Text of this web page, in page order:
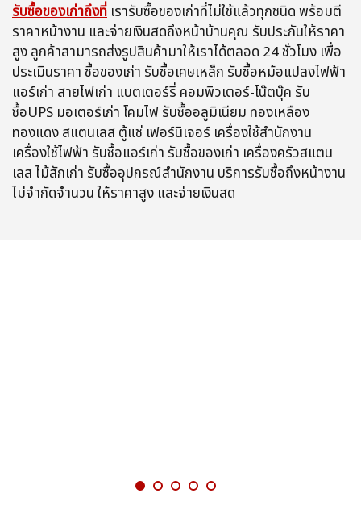
รับซื้อของเก่าถึงที่ เรารับซื้อของเก่าที่ไม่ใช้แล้วทุกชนิด พร้อมตี
ราคาหน้างาน และจ่ายเงินสดถึงหน้าบ้านคุณ รับประกันให้ราคา
สูง ลูกค้าสามารถส่งรูปสินค้ามาให้เราได้ตลอด 24 ชั่วโมง เพื่อ
ประเมินราคา ซื้อของเก่า รับซื้อเศษเหล็ก รับซื้อหม้อแปลงไฟฟ้า
แอร์เก่า สายไฟเก่า แบตเตอร์รี่ คอมพิวเตอร์-โน๊ตบุ๊ค รับ
ซื้อUPS มอเตอร์เก่า โคมไฟ รับซื้ออลูมิเนียม ทองเหลือง
ทองแดง สแตนเลส ตู้แช่ เฟอร์นิเจอร์ เครื่องใช้สำนักงาน
เครื่องใช้ไฟฟ้า รับซื้อแอร์เก่า รับซื้อของเก่า เครื่องครัวสแตน
เลส ไม้สักเก่า รับซื้ออุปกรณ์สำนักงาน บริการรับซื้อถึงหน้างาน
ไม่จำกัดจำนวน ให้ราคาสูง และจ่ายเงินสด